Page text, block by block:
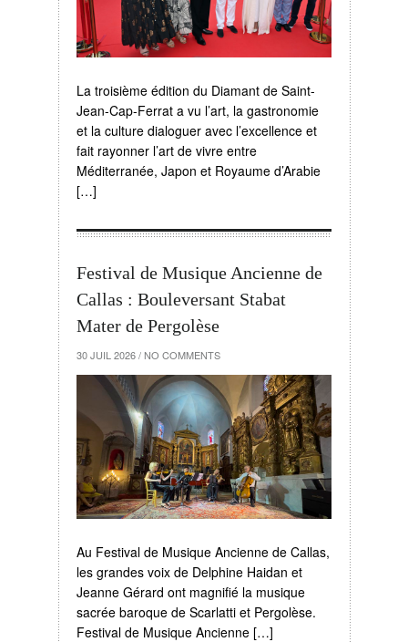
La troisième édition du Diamant de Saint-
Jean-Cap-Ferrat a vu l’art, la gastronomie
et la culture dialoguer avec l’excellence et
fait rayonner l’art de vivre entre
Méditerranée, Japon et Royaume d’Arabie
[…]
Festival de Musique Ancienne de
Callas : Bouleversant Stabat
Mater de Pergolèse
30 JUIL 2026 / NO COMMENTS
Au Festival de Musique Ancienne de Callas,
les grandes voix de Delphine Haidan et
Jeanne Gérard ont magnifié la musique
sacrée baroque de Scarlatti et Pergolèse.
Festival de Musique Ancienne […]